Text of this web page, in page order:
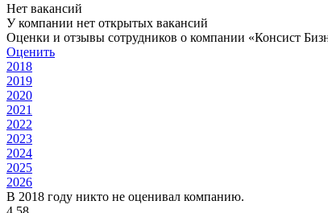
Нет вакансий
У компании нет открытых вакансий
Оценки и отзывы сотрудников о компании «Консист
Оценить
2018
2019
2020
2021
2022
2023
2024
2025
2026
В 2018 году никто не оценивал компанию.